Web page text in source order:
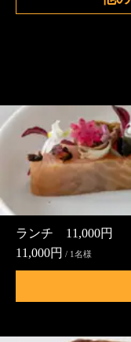
ランチ 11,000円
11,000円 / 1名様